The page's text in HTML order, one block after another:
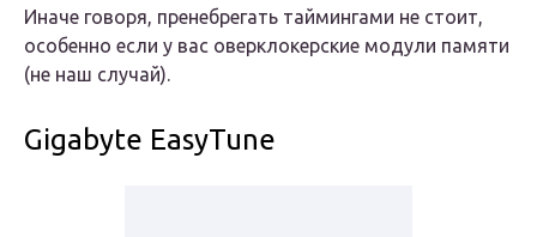
Иначе говоря, пренебрегать таймингами не стоит,
особенно если у вас оверклокерские модули памяти
(не наш случай).
Gigabyte EasyTune